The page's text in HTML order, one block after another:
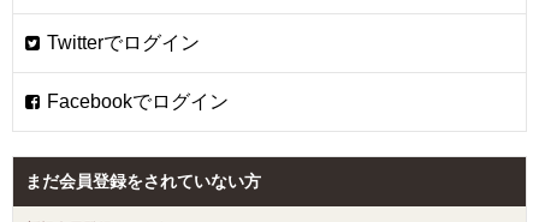
まだ会員登録をされていない方